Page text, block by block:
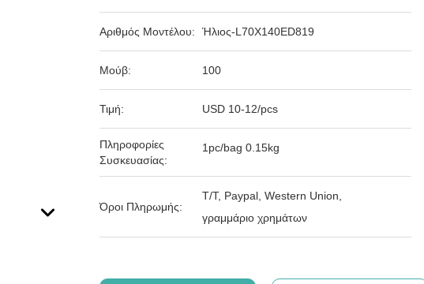
Αριθμός Μοντέλου: Ήλιος-L70X140ED819
Μούβ: 100
Τιμή: USD 10-12/pcs
Πληροφορίες
Συσκευασίας:
1pc/bag 0.15kg
Όροι Πληρωμής:
T/T, Paypal, Western Union,
γραμμάριο χρημάτων